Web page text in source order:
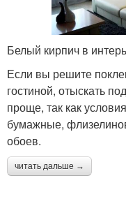
Белый кирпич в
Если вы решите
гостиной, отыскать
проще, так как
бумажные,
обоев.
читать дальше →